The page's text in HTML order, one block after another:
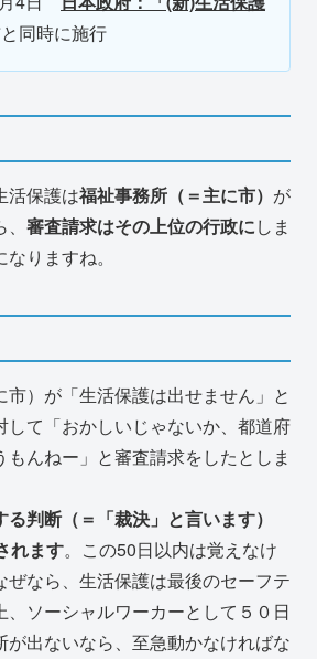
同時に施行
活保護は福祉事務所（＝主に市） が
審査請求はその上位の行政にしま
なりますね。
）が「生活保護は出せません」と
して「おかしいじゃないか、都道府
もんねー」と審査請求をしたとしま
判断（＝「裁決」と言います）
れます。この50日以内は覚えなけ
ぜなら、生活保護は最後のセーフテ
、ソーシャルワーカーとして５０日
が出ないなら、至急動かなければな